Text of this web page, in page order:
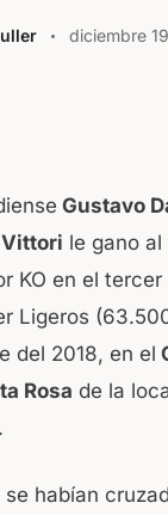
diciembre
Gustavo
le gano
KO en el
Ligeros
del 2018, en el
Rosa de la
se habían